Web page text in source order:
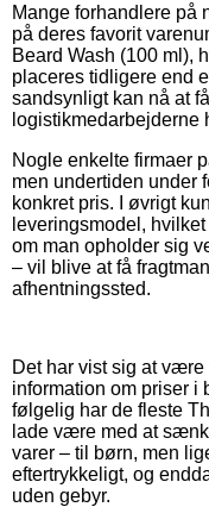
Mange forhandlere på
på deres favorit
Beard Wash (100 ml),
placeres tidligere end
sandsynligt kan nå at
logistikmedarbejderne
Nogle enkelte firmaer
men undertiden under
konkret pris. I øvrigt
leveringsmodel,
om man opholder sig
– vil blive at få
afhentningssted.
Det har vist sig at
information om priser i
følgelig har de fleste
lade være med at
varer – til børn, men
eftertrykkeligt, og
uden gebyr.